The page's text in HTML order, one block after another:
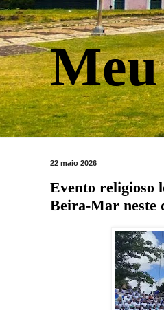
22 maio 2026
Evento religioso
Beira-Mar neste